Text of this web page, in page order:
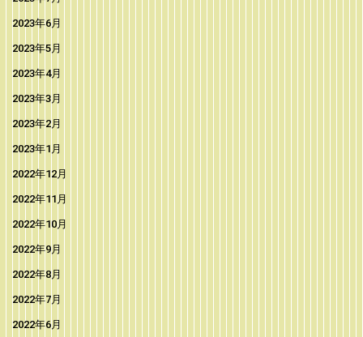
2023年6月
2023年5月
2023年4月
2023年3月
2023年2月
2023年1月
2022年12月
2022年11月
2022年10月
2022年9月
2022年8月
2022年7月
2022年6月